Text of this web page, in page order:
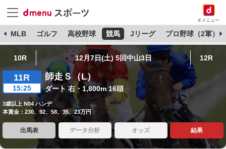
dメニュー
MLB ゴルフ 高校野球 競馬 Jリーグ プロ野球（2軍）
10R 12月7日(土) 5回中山3日 12R
11R
15:25
師走Ｓ（L）
ダート 右・1,800m 16頭
3歳以上 N04 ハンデ
本賞金：230、92、58、35、23万円
出馬表 データ分析 オッズ 結果